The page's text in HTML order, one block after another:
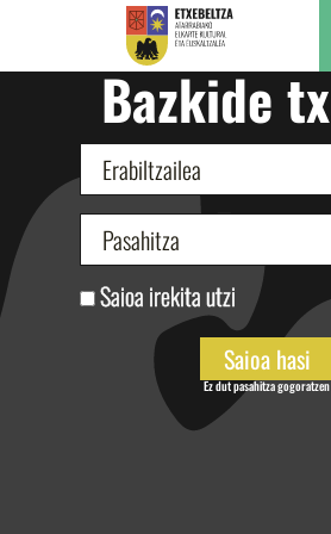
Bazkide
Saioa irekita utzi
Ez dut pasahitza gogoratzen